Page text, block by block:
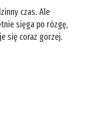
czas. Ale
sięga po rózgę,
się coraz gorzej.